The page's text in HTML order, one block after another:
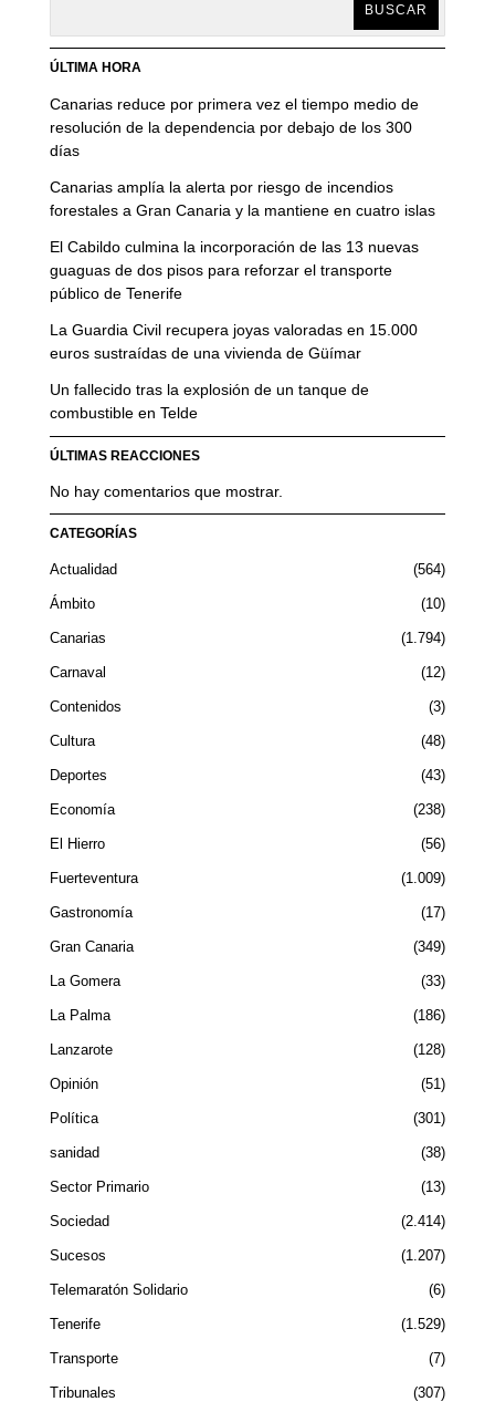
BUSCAR
ÚLTIMA HORA
Canarias reduce por primera vez el tiempo medio de
resolución de la dependencia por debajo de los 300
días
Canarias amplía la alerta por riesgo de incendios
forestales a Gran Canaria y la mantiene en cuatro islas
El Cabildo culmina la incorporación de las 13 nuevas
guaguas de dos pisos para reforzar el transporte
público de Tenerife
La Guardia Civil recupera joyas valoradas en 15.000
euros sustraídas de una vivienda de Güímar
Un fallecido tras la explosión de un tanque de
combustible en Telde
ÚLTIMAS REACCIONES
No hay comentarios que mostrar.
CATEGORÍAS
Actualidad 564
Ámbito 10
Canarias 1.794
Carnaval 12
Contenidos 3
Cultura 48
Deportes 43
Economía 238
El Hierro 56
Fuerteventura 1.009
Gastronomía 17
Gran Canaria 349
La Gomera 33
La Palma 186
Lanzarote 128
Opinión 51
Política 301
sanidad 38
Sector Primario 13
Sociedad 2.414
Sucesos 1.207
Telemaratón Solidario 6
Tenerife 1.529
Transporte 7
Tribunales 307